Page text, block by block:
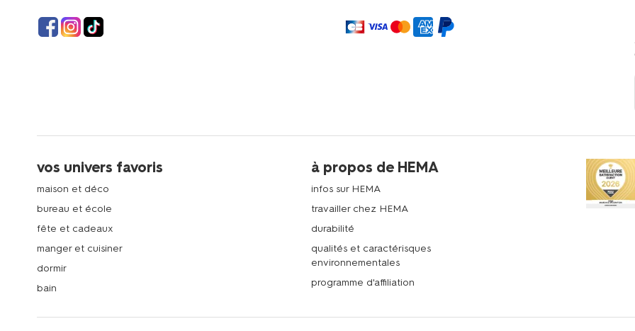
vos univers favoris
maison et déco
bureau et école
fête et cadeaux
manger et cuisiner
dormir
bain
à propos de HEMA
infos sur HEMA
travailler chez HEMA
durabilité
qualités et caractérisques
environnementales
programme d'affiliation